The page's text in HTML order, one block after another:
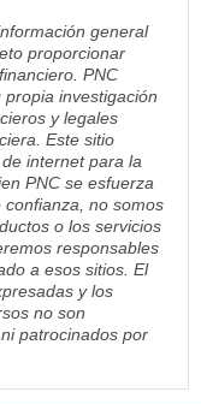
general
proporcionar
PNC
investigación
y legales
Este sitio
internet para la
PNC se esfuerza
no somos
o los servicios
responsables
a esos sitios. El
y los
no son
patrocinados por